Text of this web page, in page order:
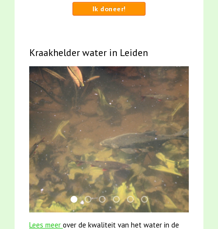
Ik doneer!
Kraakhelder water in Leiden
jun2021 28 brasem en rietvoorns 4a
karper met kattenklimtouw
mei2021 1 snoekje elly
jun2021 zaklv 5 snoekje MOOI
smoelenboek fifi en
mei2021
Lees meer over de kwaliteit van het water in de